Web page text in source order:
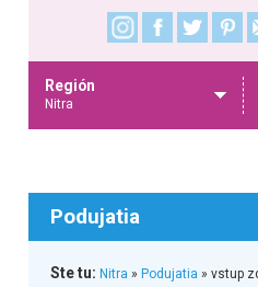
Región
Nitra
Podujatia
Ste tu: Nitra » Podujatia » vstup